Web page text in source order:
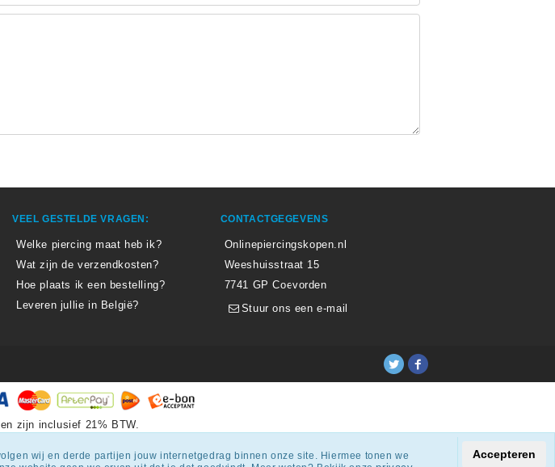
VEEL GESTELDE VRAGEN:
Welke piercing maat heb ik?
Wat zijn de verzendkosten?
Hoe plaats ik een bestelling?
Leveren jullie in België?
CONTACTGEGEVENS
Onlinepiercingskopen.nl
Weeshuisstraat 15
7741 GP Coevorden
Stuur ons een e-mail
zijn inclusief 21% BTW.
van 8.3/10uit1807beoordelingen.
wij en derde partijen jouw internetgedrag binnen onze site. Hiermee tonen we
Accepteren